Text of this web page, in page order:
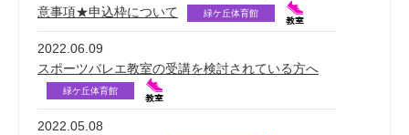
意事項★申込枠について
緑ケ丘体育館
2022.06.09
スポーツバレエ教室の受講を検討されている方へ
緑ケ丘体育館
2022.05.08